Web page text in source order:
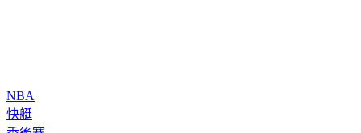
NBA
快艇